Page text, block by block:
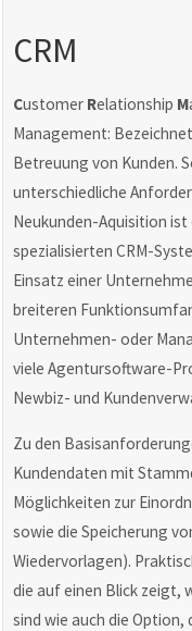
CRM
Customer Relationship M
Management:
Betreuung von Kunden.
unterschiedliche
Neukunden-Aquisition ist
spezialisierten CRM-
Einsatz einer
breiteren
Unternehmen- oder
viele Agentursoftware-
Newbiz- und
Zu den
Kundendaten mit
Möglichkeiten zur
sowie die Speicherung
Wiedervorlagen).
die auf einen Blick zeigt,
sind wie auch die